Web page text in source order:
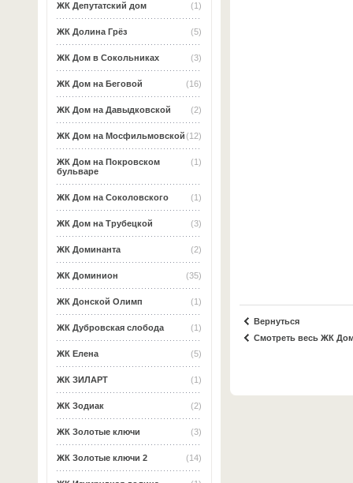
(1)
ЖК Депутатский дом
(5)
ЖК Долина Грёз
(3)
ЖК Дом в Сокольниках
(16)
ЖК Дом на Беговой
(2)
ЖК Дом на Давыдковской
(12)
ЖК Дом на Мосфильмовской
(1)
ЖК Дом на Покровском
бульваре
(1)
ЖК Дом на Соколовского
(3)
ЖК Дом на Трубецкой
(2)
ЖК Доминанта
(35)
ЖК Доминион
(1)
ЖК Донской Олимп
(1)
ЖК Дубровская слобода
(5)
ЖК Елена
(1)
ЖК ЗИЛАРТ
(2)
ЖК Зодиак
(3)
ЖК Золотые ключи
(14)
ЖК Золотые ключи 2
Вернуться
Смотреть весь ЖК